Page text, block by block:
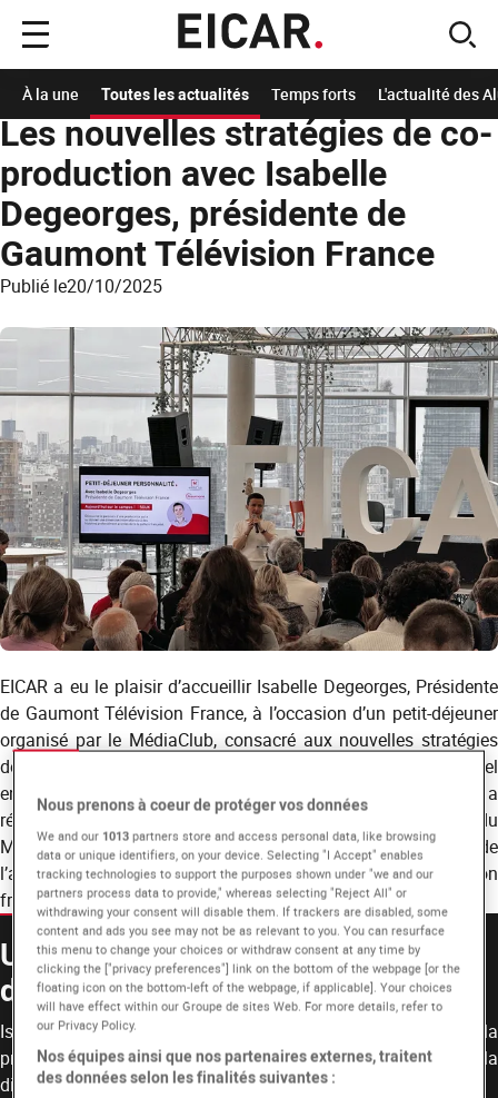
Menu
principal
Les nouvelles stratégies de co-
production avec Isabelle
Degeorges, présidente de
Gaumont Télévision France
Publié le20/10/2025
À la une Toutes les actualités Temps forts L'actualité des
EICAR a eu le plaisir d’accueillir Isabelle Degeorges, Présidente
de Gaumont Télévision France, à l’occasion d’un petit-déjeuner
organisé par le MédiaClub, consacré aux nouvelles stratégies
de co-production et de diffusion dans un paysage audiovisuel
en pleine mutation. Une rencontre inspirante et concrète, qui a
réuni à la fois des étudiants de l’EICAR et plus de 250 invités du
MédiaClub, producteurs, diffuseurs et professionnels de
l’audiovisuel venus échanger sur l’avenir de la création
française.
Une vision globale des projets et
des partenariats
Isabelle Degeorges a partagé sa vision intégrée de la
production audiovisuelle, aujourd’hui indissociable de la
dimension internationale.
Nous prenons à coeur de protéger vos données
We and our 1013 partners store and access personal data, like browsing
data or unique identifiers, on your device. Selecting "I Accept" enables
tracking technologies to support the purposes shown under "we and our
partners process data to provide," whereas selecting "Reject All" or
withdrawing your consent will disable them. If trackers are disabled, some
content and ads you see may not be as relevant to you. You can resurface
this menu to change your choices or withdraw consent at any time by
clicking the ["privacy preferences"] link on the bottom of the webpage [or the
floating icon on the bottom-left of the webpage, if applicable]. Your choices
will have effect within our Groupe de sites Web. For more details, refer to
our Privacy Policy.
Nos équipes ainsi que nos partenaires externes, traitent
des données selon les finalités suivantes :